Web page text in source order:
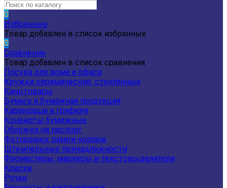
0
Избранные
Товар добавлен в список избранных
0
Сравнение
Товар добавлен в список сравнения
Посуда для дома и офиса
Кружки керамические, стеклянные
Канцтовары
Бумага и бумажная продукция
Карандаши и грифели
Конверты бумажные
Обложки на паспорт
Фоторамки, рамки-коллаж
Штемпельные принадлежности
Фломастеры, маркеры и текстовыделители
Краски
Ручки